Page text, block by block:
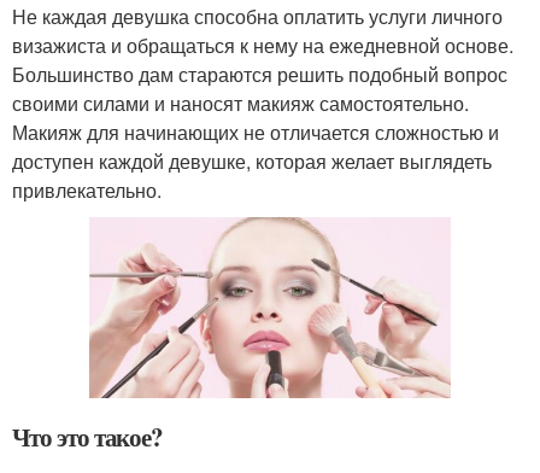
Не каждая девушка способна оплатить услуги личного
визажиста и обращаться к нему на ежедневной основе.
Большинство дам стараются решить подобный вопрос
своими силами и наносят макияж самостоятельно.
Макияж для начинающих не отличается сложностью и
доступен каждой девушке, которая желает выглядеть
привлекательно.
Что это такое?